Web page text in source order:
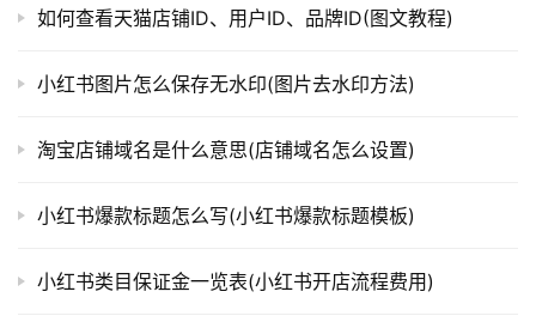
如何查看天猫店铺ID、用户ID、品牌ID(图文教程)
小红书图片怎么保存无水印(图片去水印方法)
淘宝店铺域名是什么意思(店铺域名怎么设置)
小红书爆款标题怎么写(小红书爆款标题模板)
小红书类目保证金一览表(小红书开店流程费用)